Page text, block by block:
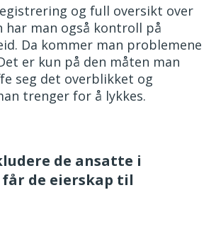
og full oversikt over
har man også kontroll på
Da kommer man problemene
er kun på den måten man
seg det overblikket og
trenger for å lykkes.
de ansatte i
får de eierskap til